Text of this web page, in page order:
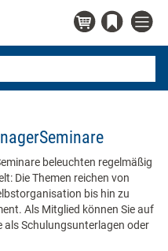
beleuchten regelmäßig
Die Themen reichen von
bis hin zu
Als Mitglied können Sie auf
als Schulungsunterlagen oder